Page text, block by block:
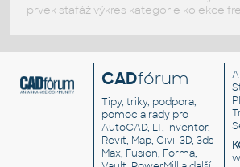
prvek stafáž výkres kategorie kolekce
CADfórum
Tipy, triky, podpora,
pomoc a rady pro
AutoCAD, LT, Inventor,
Revit, Map, Civil 3D, 3ds
Max, Fusion, Forma,